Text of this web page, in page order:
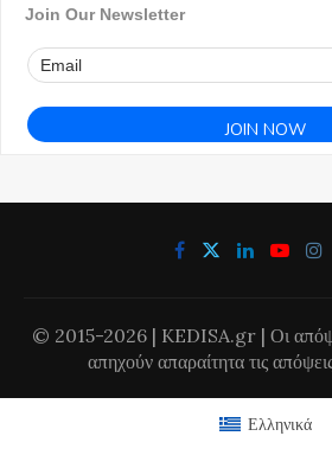
Join Our Newsletter
© 2015-2026 | KEDISA.gr | Οι
απηχούν απαραίτητα τις
Ελληνικά